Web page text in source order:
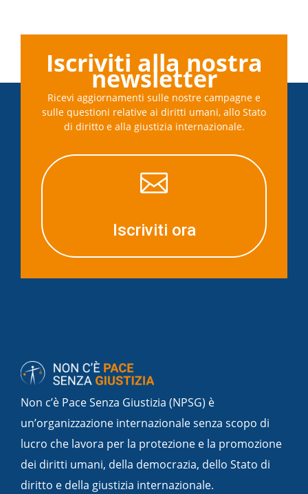
Iscriviti alla nostra
newsletter
Ricevi aggiornamenti sulle nostre campagne e
sulle questioni relative ai diritti umani, allo Stato
di diritto e alla giustizia internazionale.

Iscriviti ora
Non c’è Pace Senza Giustizia (NPSG) è
un’organizzazione internazionale senza scopo di
lucro che lavora per la protezione e la promozione
dei diritti umani, della democrazia, dello Stato di
diritto e della giustizia internazionale.